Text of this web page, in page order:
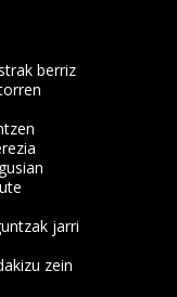
berriz
jarri
zein